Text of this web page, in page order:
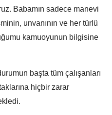
Babamın sadece manevi
unvanının ve her türlü
kamuoyunun bilgisine
başta tüm çalışanları
hiçbir zarar